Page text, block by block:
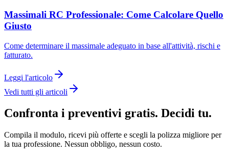
Massimali RC Professionale: Come Calcolare Quello
Giusto
Come determinare il massimale adeguato in base all'attività, rischi e
fatturato.
Leggi l'articolo
Vedi tutti gli articoli
Confronta i preventivi gratis. Decidi tu.
Compila il modulo, ricevi più offerte e scegli la polizza migliore per
la tua professione. Nessun obbligo, nessun costo.